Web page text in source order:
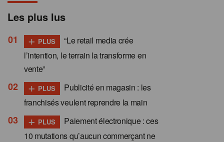
Les plus lus
+ PLUS
“Le retail media crée
l’intention, le terrain la transforme en
vente”
+ PLUS
Publicité en magasin : les
franchisés veulent reprendre la main
+ PLUS
Paiement électronique : ces
10 mutations qu’aucun commerçant ne